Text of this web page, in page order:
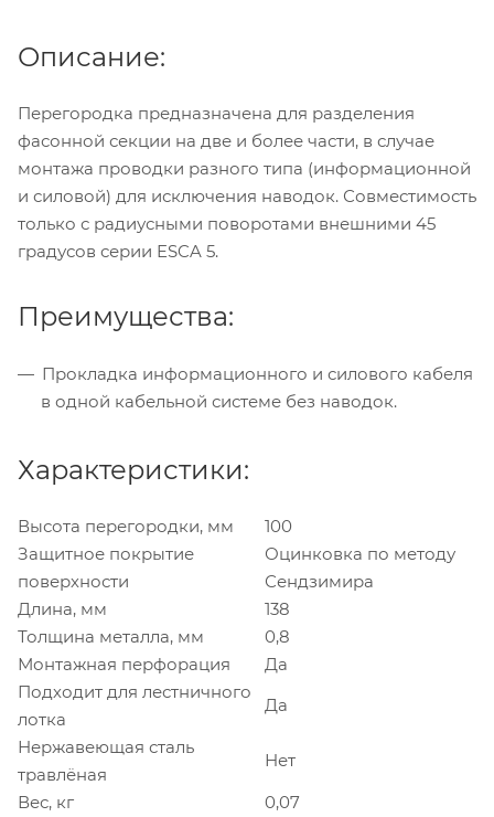
Описание:
Перегородка предназначена для разделения
фасонной секции на две и более части, в случае
монтажа проводки разного типа (информационной
и силовой) для исключения наводок. Совместимость
только с радиусными поворотами внешними 45
градусов серии ESCA 5.
Преимущества:
Прокладка информационного и силового кабеля
в одной кабельной системе без наводок.
Характеристики:
Высота перегородки, мм
100
Защитное покрытие
поверхности
Оцинковка по методу
Сендзимира
Длина, мм
138
Толщина металла, мм
0,8
Монтажная перфорация
Да
Подходит для лестничного
лотка
Да
Нержавеющая сталь
травлёная
Нет
Вес, кг
0,07